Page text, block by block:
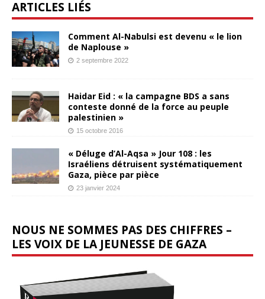
ARTICLES LIÉS
Comment Al-Nabulsi est devenu « le lion
de Naplouse »
2 septembre 2022
Haidar Eid : « la campagne BDS a sans
conteste donné de la force au peuple
palestinien »
15 octobre 2016
« Déluge d’Al-Aqsa » Jour 108 : les
Israéliens détruisent systématiquement
Gaza, pièce par pièce
23 janvier 2024
NOUS NE SOMMES PAS DES CHIFFRES –
LES VOIX DE LA JEUNESSE DE GAZA